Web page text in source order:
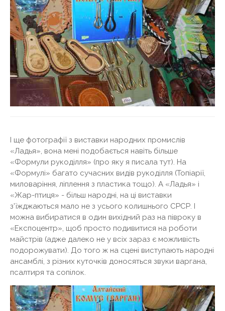
І ще фотографії з виставки народних промислів
«Ладья», вона мені подобається навіть більше
«Формули рукоділля» (про яку я писала тут). На
«Формулі» багато сучасних видів рукоділля (Топіарії,
миловаріння, ліплення з пластика тощо). А «Ладья» і
«Жар-птиця» - більш народні, на ці виставки
з'їжджаються мало не з усього колишнього СРСР. І
можна вибиратися в один вихідний раз на півроку в
«Експоцентр», щоб просто подивитися на роботи
майстрів (адже далеко не у всіх зараз є можливість
подорожувати). До того ж на сцені виступають народні
ансамблі, з різних куточків доносяться звуки варгана,
псалтиря та сопілок.